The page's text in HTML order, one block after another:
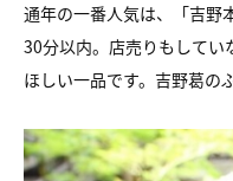
通年の一番人気は、「吉野
30分以内。店売りもしてい
ほしい一品です。吉野葛の